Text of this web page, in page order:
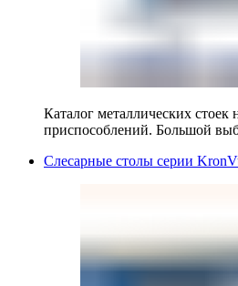
Каталог металлических
приспособлений. Большой
Слесарные столы серии